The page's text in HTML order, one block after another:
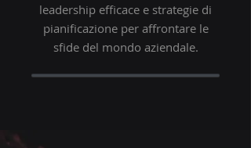
leadership efficace e strategie di
pianificazione per affrontare le
sfide del mondo aziendale.